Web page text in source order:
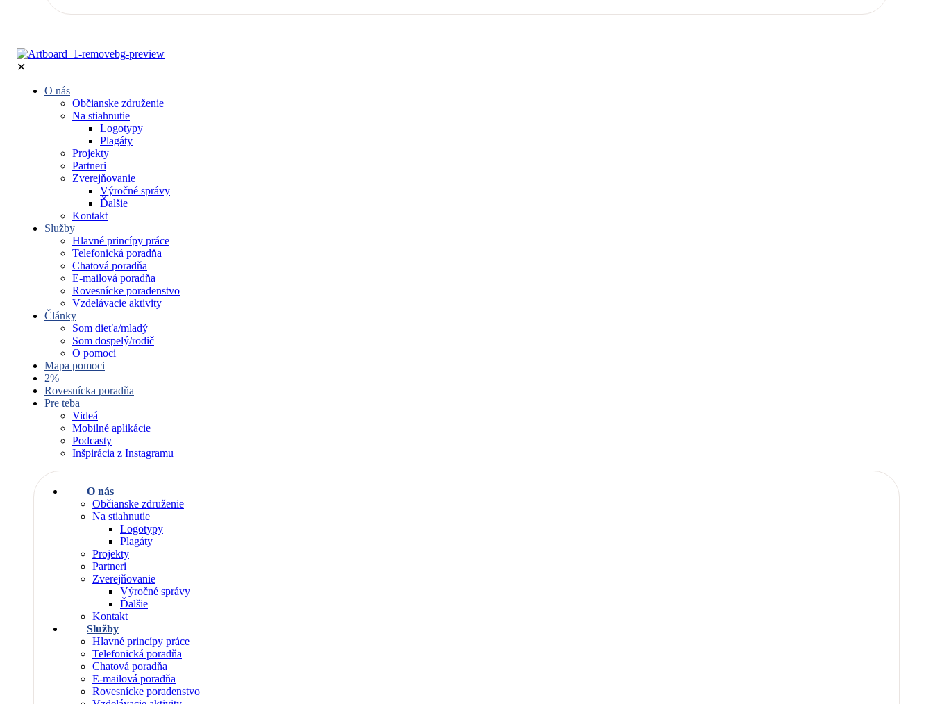
✕
O nás
Občianske združenie
Na stiahnutie
Logotypy
Plagáty
Projekty
Partneri
Zverejňovanie
Výročné správy
Ďalšie
Kontakt
Služby
Hlavné princípy práce
Telefonická poradňa
Chatová poradňa
E-mailová poradňa
Rovesnícke poradenstvo
Vzdelávacie aktivity
Články
Som dieťa/mladý
Som dospelý/rodič
O pomoci
Mapa pomoci
2%
Rovesnícka poradňa
Pre teba
Videá
Mobilné aplikácie
Podcasty
Inšpirácia z Instagramu
O nás
Občianske združenie
Na stiahnutie
Logotypy
Plagáty
Projekty
Partneri
Zverejňovanie
Výročné správy
Ďalšie
Kontakt
Služby
Hlavné princípy práce
Telefonická poradňa
Chatová poradňa
E-mailová poradňa
Rovesnícke poradenstvo